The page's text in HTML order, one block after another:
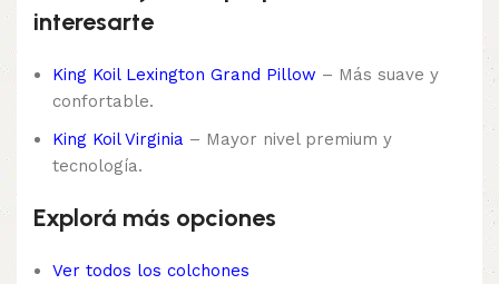
interesarte
King Koil Lexington Grand Pillow – Más suave y
confortable.
King Koil Virginia – Mayor nivel premium y
tecnología.
Explorá más opciones
Ver todos los colchones